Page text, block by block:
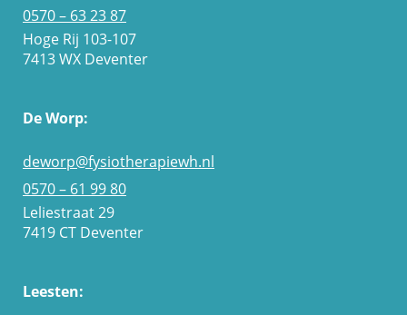
0570 – 63 23 87
Hoge Rij 103-107
7413 WX Deventer
De Worp:
deworp@fysiotherapiewh.nl
0570 – 61 99 80
Leliestraat 29
7419 CT Deventer
Leesten: